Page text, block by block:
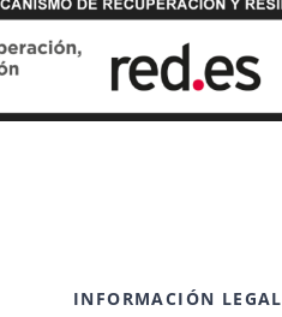
INFORMACIÓN LEGAL